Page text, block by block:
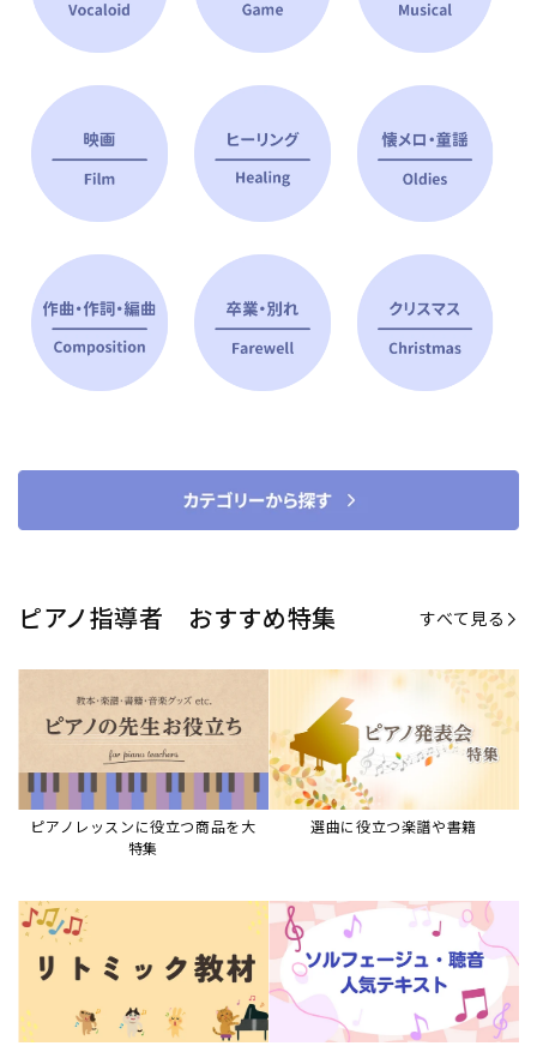
ピアノ指導者 おすすめ特集 すべて見る
ピアノレッスンに役立つ商品を大
特集
選曲に役立つ楽譜や書籍